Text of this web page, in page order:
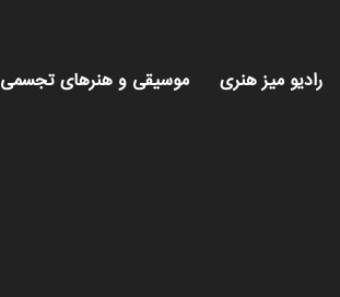
رادیو میز هنری موسیقی و هنرهای تجسمی